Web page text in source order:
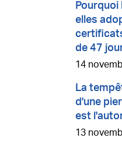
elles
de 47
14
La
d'une
est
13